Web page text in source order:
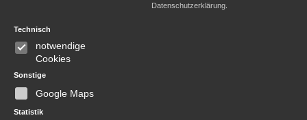
Datenschutzerklärung.
Technisch
notwendige
Cookies
Sonstige
Google Maps
Statistik